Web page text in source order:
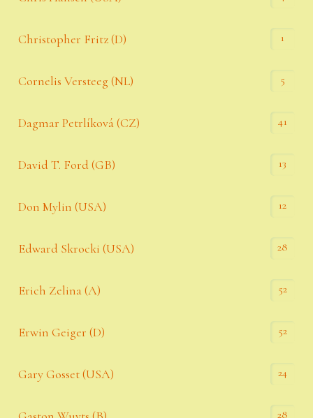
Christopher Fritz (D) 1
Cornelis Versteeg (NL) 5
Dagmar Petrlíková (CZ) 41
David T. Ford (GB) 13
Don Mylin (USA) 12
Edward Skrocki (USA) 28
Erich Zelina (A) 52
Erwin Geiger (D) 52
Gary Gosset (USA) 24
28